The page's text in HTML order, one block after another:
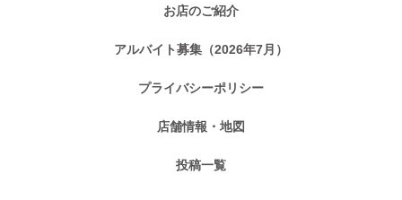
お店のご紹介
アルバイト募集（2026年7月）
プライバシーポリシー
店舗情報・地図
投稿一覧